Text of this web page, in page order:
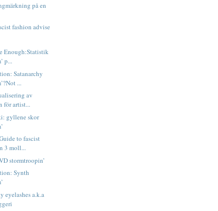
på en
fashion advise
Enough:Statistik
p...
Satanarchy
...
av
för artist...
gyllene skor
to fascist
3 moll...
stormtroopin’
Synth
eyelashes a.k.a